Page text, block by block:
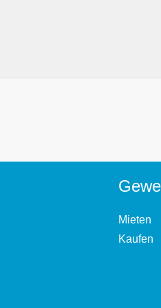
Mieten
Kaufen